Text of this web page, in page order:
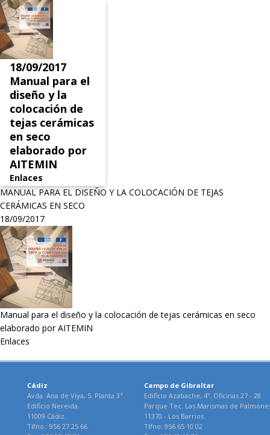
18/09/2017
Manual para el
diseño y la
colocación de
tejas cerámicas
en seco
elaborado por
AITEMIN
Enlaces
MANUAL PARA EL DISEÑO Y LA COLOCACIÓN DE TEJAS
CERÁMICAS EN SECO
18/09/2017
Manual para el diseño y la colocación de tejas cerámicas en seco
elaborado por AITEMIN
Enlaces
Cádiz
Avda. Ana de Viya, 5. Planta 3ª.
Edificio Nereida.
11009 Cádiz.
Tlfno.: 956 27 25 66
Campo de Gibraltar
Edificio Azabache, 4º. Oficinas 27 - 28.
Parque Tec. Las Marismas de
11370 - Los Barrios.
Tlfno: 956 65 10 02